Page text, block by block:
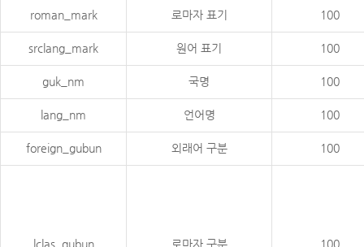
roman_mark 로마자 표기 100
srclang_mark 원어 표기 100
guk_nm 국명 100
lang_nm 언어명 100
foreign_gubun 외래어 구분 100
lclas_gubun 로마자 구분 100